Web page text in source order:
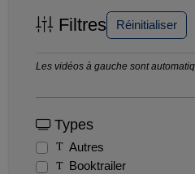
Filtres Réinitialiser
Les vidéos à gauche sont
Types
Autres
Booktrailer